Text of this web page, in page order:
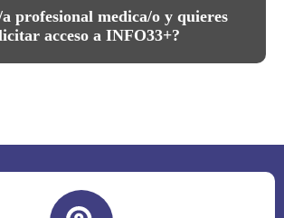
profesional medica/o y quieres
acceso a INFO33+?